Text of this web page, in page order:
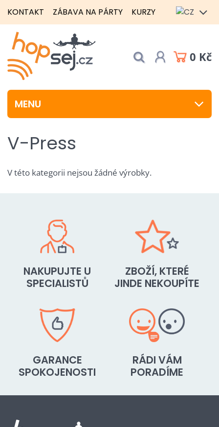
KONTAKT ZÁBAVA NA PÁRTY KURZY
0 Kč
MENU
V-Press
V této kategorii nejsou žádné výrobky.
NAKUPUJTE U
SPECIALISTŮ
ZBOŽÍ, KTERÉ
JINDE NEKOUPÍTE
GARANCE
SPOKOJENOSTI
RÁDI VÁM
PORADÍME